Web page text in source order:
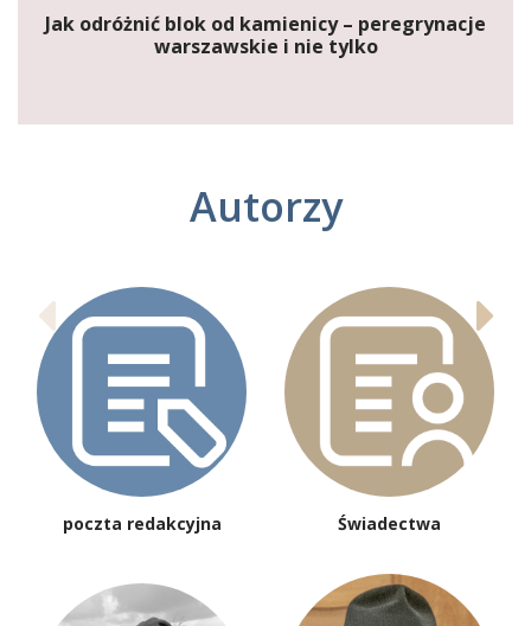
Jak odróżnić blok od kamienicy – peregrynacje
warszawskie i nie tylko
Autorzy
poczta redakcyjna Świadectwa